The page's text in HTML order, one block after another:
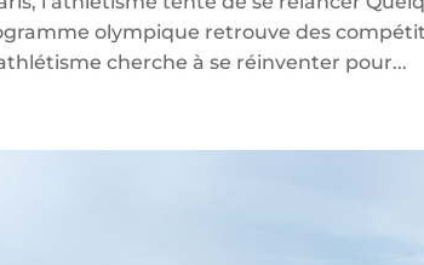
olympique retrouve des
cherche à se réinventer pour...